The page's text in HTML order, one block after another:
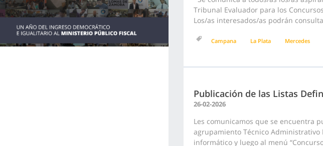
Tribunal Evaluador para los
Los/as interesados/as podrán
Campana La Plata Mercedes
Publicación de las Listas
26-02-2026
Les comunicamos que se encuentra
agrupamiento Técnico Administrativo
informático y luego al menú